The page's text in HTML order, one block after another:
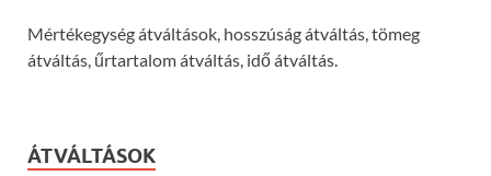
Mértékegység átváltások, hosszúság átváltás, tömeg
átváltás, űrtartalom átváltás, idő átváltás.
ÁTVÁLTÁSOK